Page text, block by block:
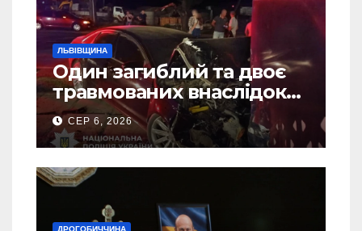
ЛЬВІВЩИНА
Один загиблий та двоє
травмованих внаслідок
ДТП на Самбірщині
СЕР 6, 2026
ДРОГОБИЧЧИНА